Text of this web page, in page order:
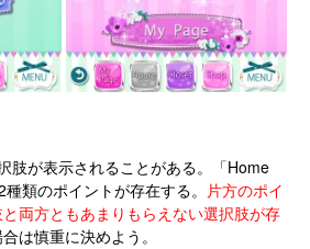
肢が表示されることがある。「Home
類のポイントが存在する。 片方のポイ
両方ともあまりもらえない選択肢が存
は慎重に決めよう。